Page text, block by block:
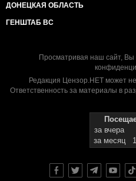
ДОНЕЦКАЯ ОБЛАСТЬ
ГЕНШТАБ ВС
Просматривая наш сайт, Вы
Редакция Цензор.НЕТ может
Ответственность за материалы в
за вчера
за месяц